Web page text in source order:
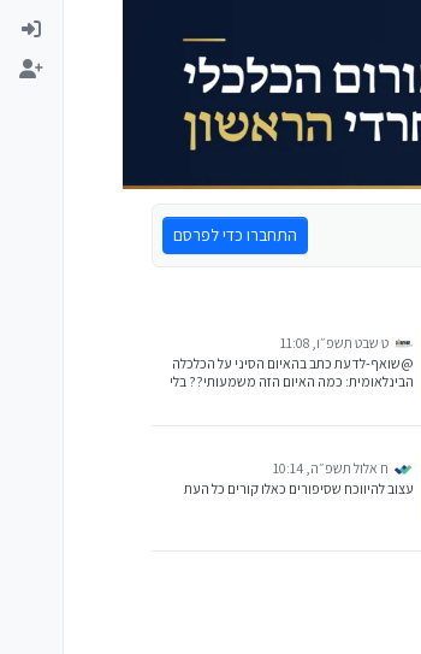
התחברו כדי לפרסם
ט שבט תשפ״ו, 11:08
@שואף-לדעת כתב בהאיום הסיני על הכלכלה
הבינלאומית: כמה האיום הזה משמעותי?? בלי
המיתון הזה.
ח אלול תשפ״ה, 10:14
עצוב להיווכח שסיפורים כאלו קורים כל העת